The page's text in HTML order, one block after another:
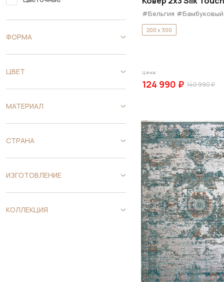
ФОРМА
ЦВЕТ
МАТЕРИАЛ
СТРАНА
ИЗГОТОВЛЕНИЕ
КОЛЛЕКЦИЯ
#Бельгия
200 x 300
Цена:
140 990 ₽
124 990 ₽